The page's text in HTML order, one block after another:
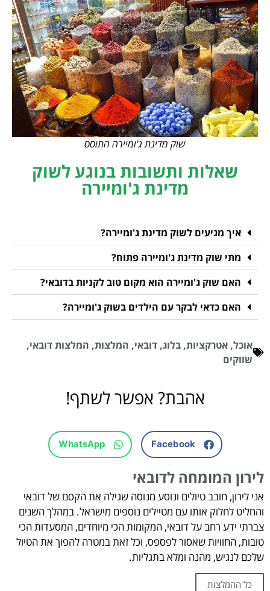
שוק מדינת ג'ומיירה התוסס
שאלות ותשובות בנוגע לשוק
מדינת ג'ומיירה
איך מגיעים לשוק מדינת ג'ומיירה?
מתי שוק מדינת ג'ומיירה פתוח?
האם שוק ג'ומיירה הוא מקום טוב לקניות בדובאי?
האם כדאי לבקר עם הילדים בשוק ג'ומיירה?
אוכל, אטרקציות, בלוג, דובאי, המלצות, המלצות דובאי,
שווקים
אהבת? אפשר לשתף!
Facebook
WhatsApp
לירון המומחה לדובאי
אני לירון, חובב טיולים ונוסע מנוסה שגילה את הקסם של דובאי
והחליט לחלוק אותו עם מטיילים נוספים מישראל. במהלך השנים
צברתי ידע רחב על דובאי, המקומות הכי מיוחדים, המסעדות הכי
טובות, החוויות שאסור לפספס, וכל זאת במטרה להפוך את הטיול
שלכם לנגיש, מהנה ומלא בתגליות.
כל ההמלצות